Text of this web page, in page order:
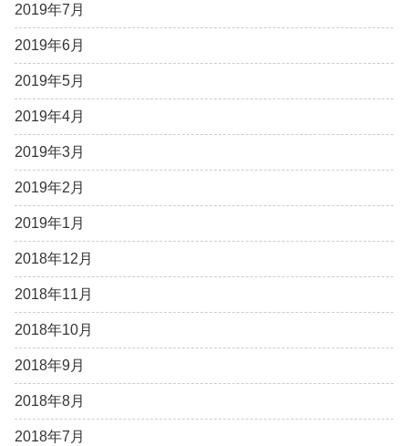
2019年7月
2019年6月
2019年5月
2019年4月
2019年3月
2019年2月
2019年1月
2018年12月
2018年11月
2018年10月
2018年9月
2018年8月
2018年7月